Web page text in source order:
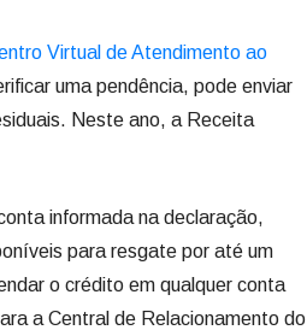
Virtual de Atendimento ao
uma pendência, pode enviar
Neste ano, a Receita
informada na declaração,
para resgate por até um
o crédito em qualquer conta
a Central de Relacionamento do